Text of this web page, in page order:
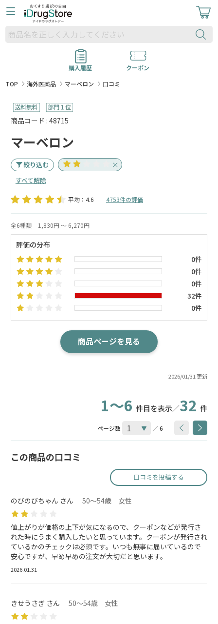
購入履歴
クーポン
TOP
海外医薬品 マーベロン 口コミ
商品コード : 48715
マーベロン
絞り込む
すべて解除
平均：4.6 4753件の評価
2026/01/31 更新
全6種類 1,830円 ～ 6,270円
評価の分布
0件
0件
0件
32件
0件
商品ページを見る
1～6 件目を表示／32 件
ページ数 ／ 6
この商品の口コミ
口コミを投稿する
のびのびちゃん さん 50～54歳 女性
値上がりが価格の上下が気になるので、クーポンなどが発行さ
れた時にうまく購入したいと思っています。クーポンが発行され
ているかのチェックは必須です。いつも無事に届いているので
安心ですが、早め早めの注文が大切だと思います。
2026.01.31
きせうさぎ さん 50～54歳 女性